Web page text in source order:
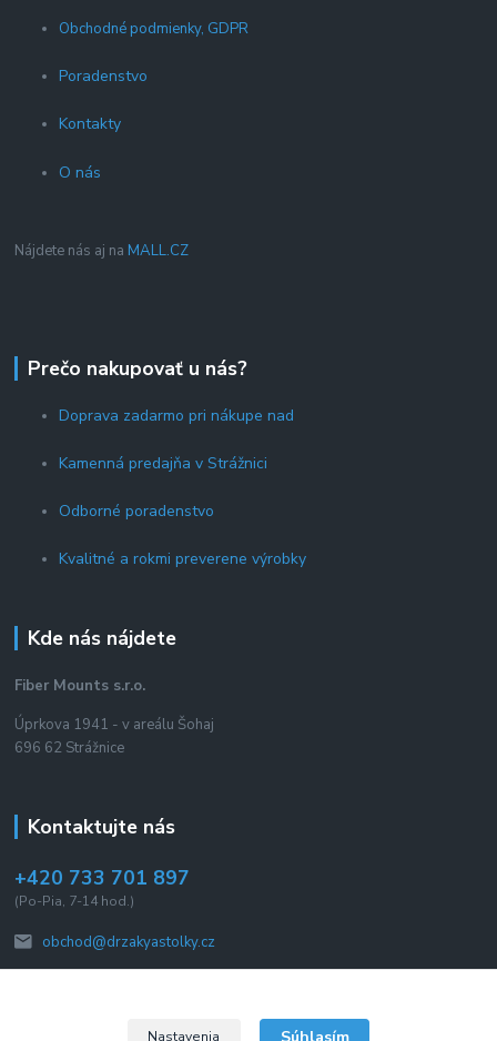
Obchodné podmienky, GDPR
Poradenstvo
Kontakty
O nás
Nájdete nás aj na MALL.CZ
Prečo nakupovať u nás?
Doprava zadarmo pri nákupe nad
Kamenná predajňa v Strážnici
Odborné poradenstvo
Kvalitné a rokmi preverene výrobky
Kde nás nájdete
Fiber Mounts s.r.o.
Úprkova 1941 - v areálu Šohaj
696 62 Strážnice
Kontaktujte nás
+420 733 701 897
(Po-Pia, 7-14 hod.)
obchod@drzakyastolky.cz
Nastavenia